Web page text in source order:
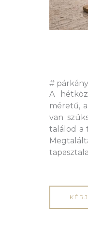
#
A
méretű,
van
találod a